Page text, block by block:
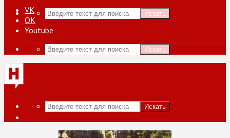
Искать
VK
ОК
Youtube
Искать
Искать